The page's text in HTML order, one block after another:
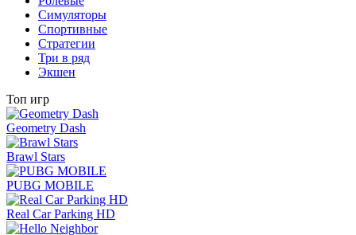
Симуляторы
Спортивные
Стратегии
Три в ряд
Экшен
Топ игр
Geometry Dash
Brawl Stars
PUBG MOBILE
Real Car Parking HD